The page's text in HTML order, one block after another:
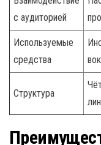
с аудиторией
Используемые
средства
Структура